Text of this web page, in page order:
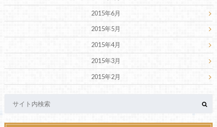
2015年6月
2015年5月
2015年4月
2015年3月
2015年2月